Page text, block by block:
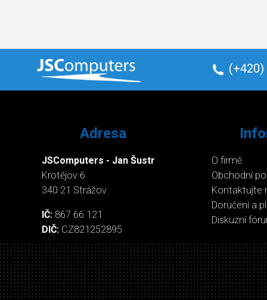
(+420)
Adresa
JSComputers - Jan Šustr
Krotějov 6
340 21 Strážov
IČ: 867 66 121
DIČ: CZ821252895
O firmě
Obchodní
Kontaktujte
Doručení a
Diskuzní